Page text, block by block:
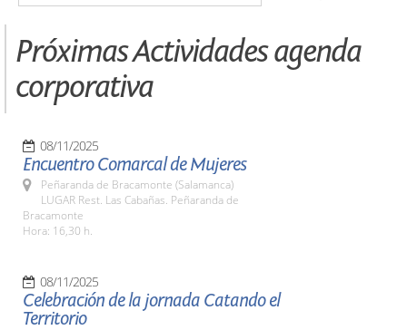
Próximas Actividades agenda
corporativa
08/11/2025
Encuentro Comarcal de Mujeres
Peñaranda de Bracamonte (Salamanca)
LUGAR Rest. Las Cabañas. Peñaranda de
Bracamonte
Hora: 16,30 h.
08/11/2025
Celebración de la jornada Catando el
Territorio